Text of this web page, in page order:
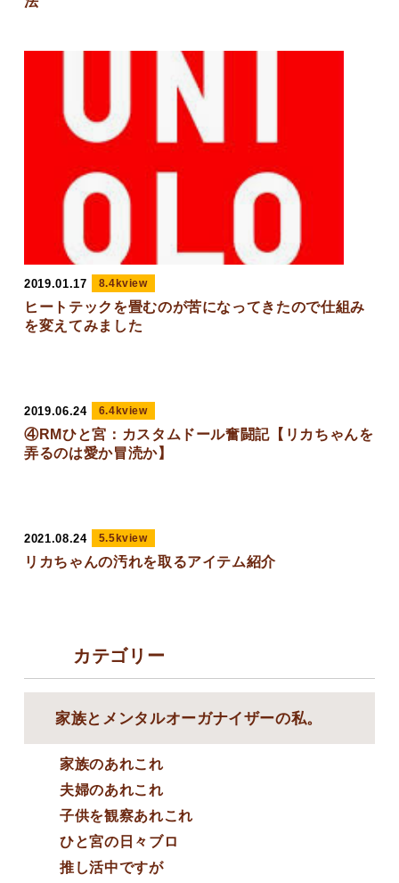
2019.01.17 8.4kview
ヒートテックを畳むのが苦になってきたので仕組み
を変えてみました
2019.06.24 6.4kview
④RMひと宮：カスタムドール奮闘記【リカちゃんを
弄るのは愛か冒涜か】
2021.08.24 5.5kview
リカちゃんの汚れを取るアイテム紹介
カテゴリー
家族とメンタルオーガナイザーの私。
家族のあれこれ
夫婦のあれこれ
子供を観察あれこれ
ひと宮の日々ブロ
推し活中ですが